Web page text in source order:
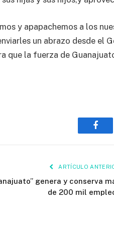
y apapachemos a los
un abrazo desde el
que la fuerza de
ARTÍCULO
genera y conserva
de 200 mil